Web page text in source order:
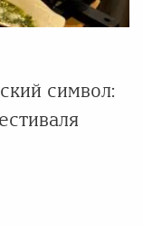
символ: